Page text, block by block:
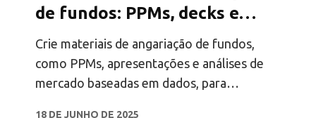
de fundos: PPMs, decks e
análise de mercado
Crie materiais de angariação de fundos,
como PPMs, apresentações e análises de
mercado baseadas em dados, para
18 DE JUNHO DE 2025